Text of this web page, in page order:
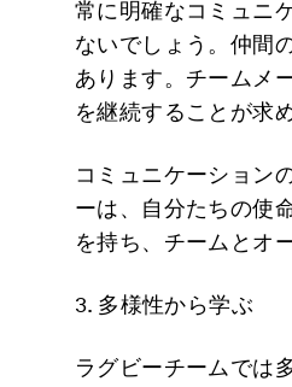
常に明確なコミュニ
ないでしょう。仲間
あります。チームメ
を継続することが求
コミュニケーション
ーは、自分たちの使
を持ち、チームとオ
3. 多様性から学ぶ
ラグビーチームでは